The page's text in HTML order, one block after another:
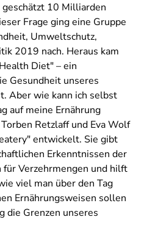
10 Milliarden
Frage ging eine Gruppe
Umweltschutz,
2019 nach. Heraus kam
Diet" – ein
Gesundheit unseres
Aber wie kann ich selbst
auf meine Ernährung
Retzlaff und Eva Wolf
entwickelt. Sie gibt
Erkenntnissen der
Verzehrmengen und hilft
viel man über den Tag
Ernährungsweisen sollen
die Grenzen unseres